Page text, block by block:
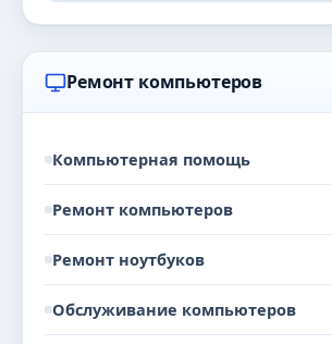
Ремонт компьютеров
Компьютерная помощь
Ремонт компьютеров
Ремонт ноутбуков
Обслуживание компьютеров